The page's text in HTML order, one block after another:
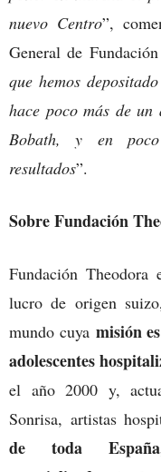
nuevo Centro”,
General de
que hemos
hace poco más de
Bobath, y en poco
resultados”.
Sobre Fundación
Fundación
lucro de origen
mundo cuya misión
adolescentes
el año 2000 y,
Sonrisa, artistas
de toda